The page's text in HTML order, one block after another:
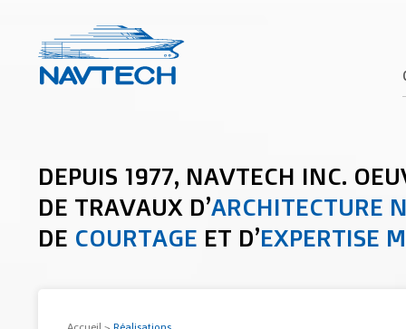
DEPUIS 1977, NAVTECH INC.
DE TRAVAUX D’ARCHITECTURE
DE COURTAGE ET D’EXPERTISE